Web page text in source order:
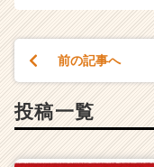
前の記事へ
投稿一覧